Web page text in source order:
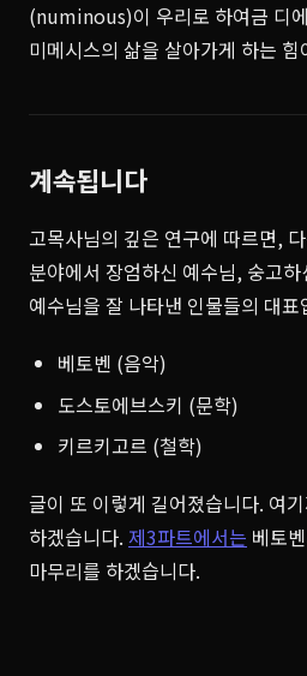
(numinous)이 우리로 하여금 디
미메시스의 삶을 살아가게 하는
계속됩니다
고목사님의 깊은 연구에 따르면,
분야에서 장엄하신 예수님, 숭고
예수님을 잘 나타낸 인물들의 대표
베토벤 (음악)
도스토에브스키 (문학)
키르키고르 (철학)
글이 또 이렇게 길어졌습니다. 여
하겠습니다. 제3파트에서는 베토
마무리를 하겠습니다.